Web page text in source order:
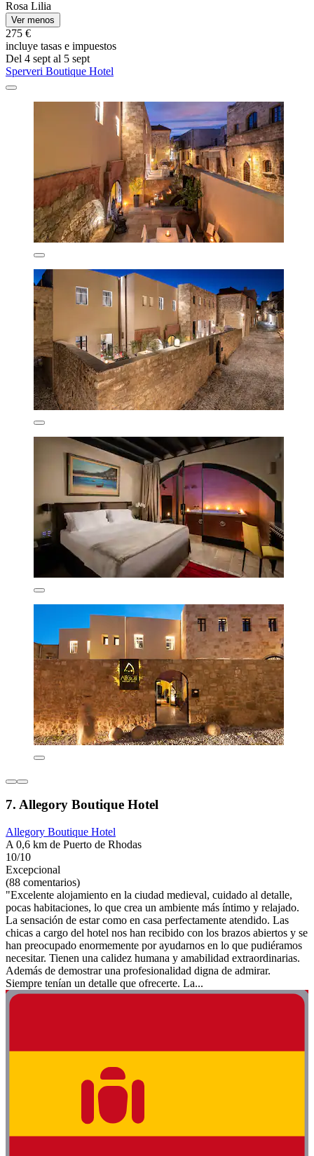
Rosa Lilia
Ver menos
275 €
incluye tasas e impuestos
Del 4 sept al 5 sept
Sperveri Boutique Hotel
7. Allegory Boutique Hotel
Allegory Boutique Hotel
A 0,6 km de Puerto de Rhodas
10/10
Excepcional
(88 comentarios)
"Excelente alojamiento en la ciudad medieval, cuidado al detalle,
pocas habitaciones, lo que crea un ambiente más íntimo y relajado.
La sensación de estar como en casa perfectamente atendido. Las
chicas a cargo del hotel nos han recibido con los brazos abiertos y se
han preocupado enormemente por ayudarnos en lo que pudiéramos
necesitar. Tienen una calidez humana y amabilidad extraordinarias.
Además de demostrar una profesionalidad digna de admirar.
Siempre tenían un detalle que ofrecerte. La...